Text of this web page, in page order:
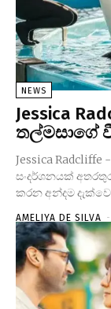
NEWS
Jessica
තල්මසාගේ
Jessica
සංදර්ශනයක්
කරන අන්දම
AMELIYA DE SILVA -